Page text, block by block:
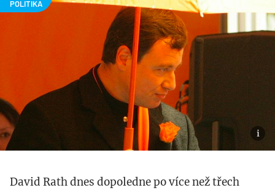
David Rath dnes dopoledne po více než třech